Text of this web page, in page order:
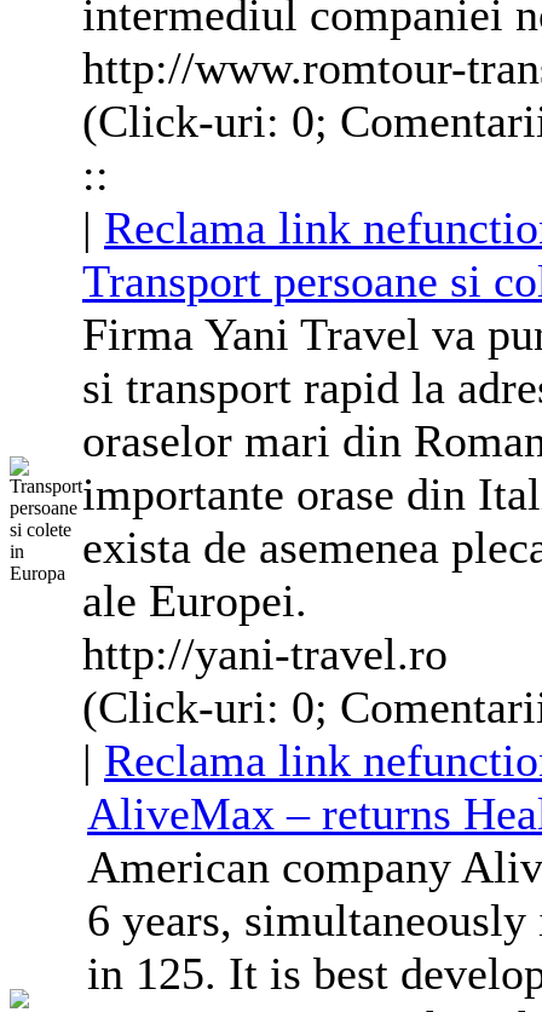
intermediul companiei
http://www.romtour-
(Click-uri: 0;
::
| Reclama link
Transport persoane si
Firma Yani Travel va
si transport rapid la
oraselor mari din
importante orase din
exista de asemenea
ale Europei.
http://yani-travel.ro
(Click-uri: 0;
| Reclama link
AliveMax – returns
American company
6 years,
in 125. It is best